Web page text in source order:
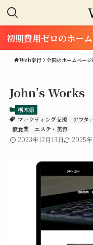
初期費用ゼロのホー
Web奉行 全国のホームペー
John’s Works
栃木県
マーケティング支援
アフタ
飲食業
エステ・美容
2023年12月13日 2025